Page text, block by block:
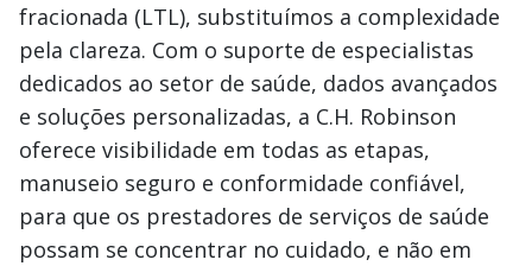
fracionada (LTL), substituímos a complexidade
pela clareza. Com o suporte de especialistas
dedicados ao setor de saúde, dados avançados
e soluções personalizadas, a C.H. Robinson
oferece visibilidade em todas as etapas,
manuseio seguro e conformidade confiável,
para que os prestadores de serviços de saúde
possam se concentrar no cuidado, e não em